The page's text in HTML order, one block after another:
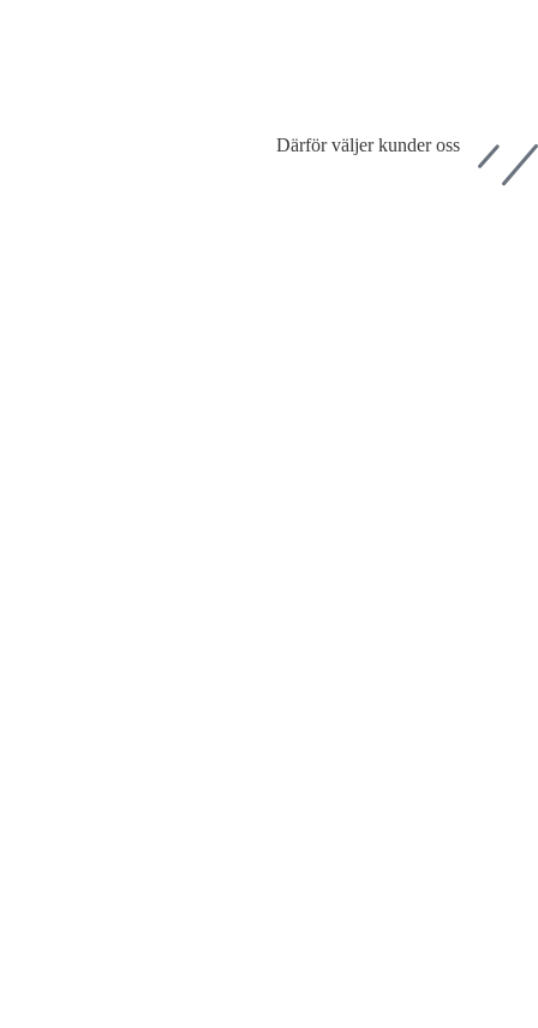
Därför väljer kunder oss